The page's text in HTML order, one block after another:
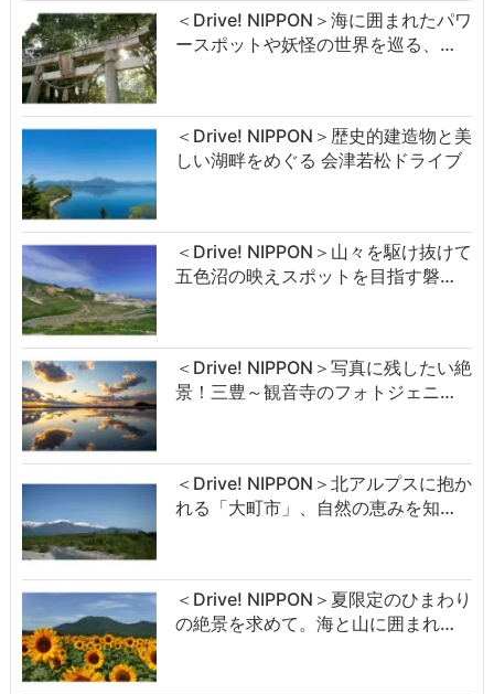
＜Drive! NIPPON＞海に囲まれたパワ
ースポットや妖怪の世界を巡る、…
＜Drive! NIPPON＞歴史的建造物と美
しい湖畔をめぐる 会津若松ドライブ
＜Drive! NIPPON＞山々を駆け抜けて
五色沼の映えスポットを目指す磐…
＜Drive! NIPPON＞写真に残したい絶
景！三豊～観音寺のフォトジェニ…
＜Drive! NIPPON＞北アルプスに抱か
れる「大町市」、自然の恵みを知…
＜Drive! NIPPON＞夏限定のひまわり
の絶景を求めて。海と山に囲まれ…